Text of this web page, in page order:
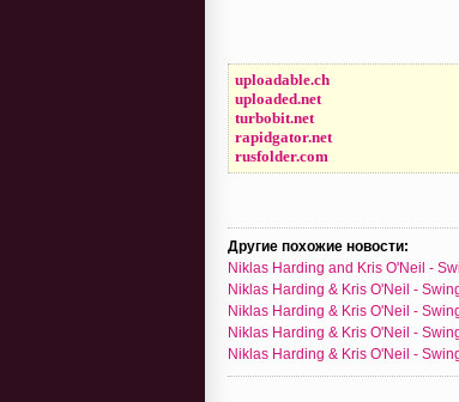
uploadable.ch
uploaded.net
turbobit.net
rapidgator.net
rusfolder.com
Другие похожие новости:
Niklas Harding and Kris O'Neil -
Niklas Harding & Kris O'Neil -
Niklas Harding & Kris O'Neil -
Niklas Harding & Kris O'Neil -
Niklas Harding & Kris O'Neil -